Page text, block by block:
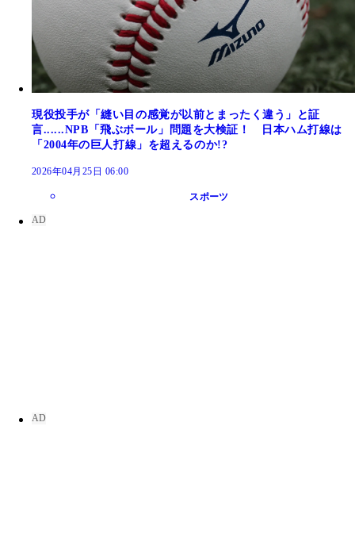
現役投手が「縫い目の感覚が以前とまったく違う」と証
言......NPB「飛ぶボール」問題を大検証！ 日本ハム打線は
「2004年の巨人打線」を超えるのか!?
2026年04月25日 06:00
スポーツ